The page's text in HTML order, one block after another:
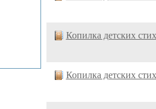
Копилка детских
Копилка детских